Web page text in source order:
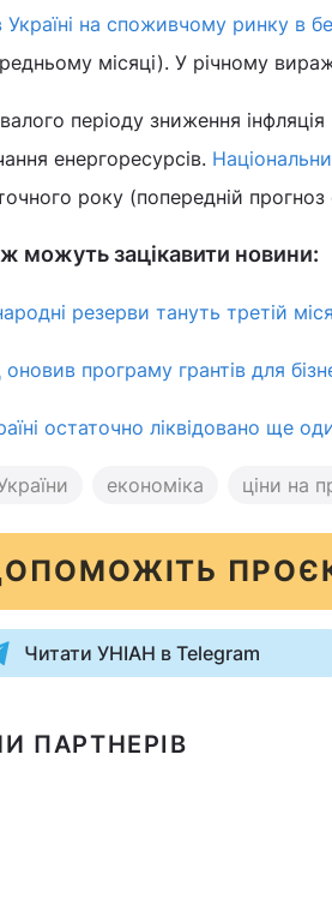
Україні на споживчому ринку в
місяці). У річному
періоду зниження
енергоресурсів.
року (попередній прогноз
можуть зацікавити новини:
резерви тануть третій
оновив програму грантів для
остаточно ліквідовано ще
економіка ціни на
Читати УНІАН в Telegram
ПАРТНЕРІВ